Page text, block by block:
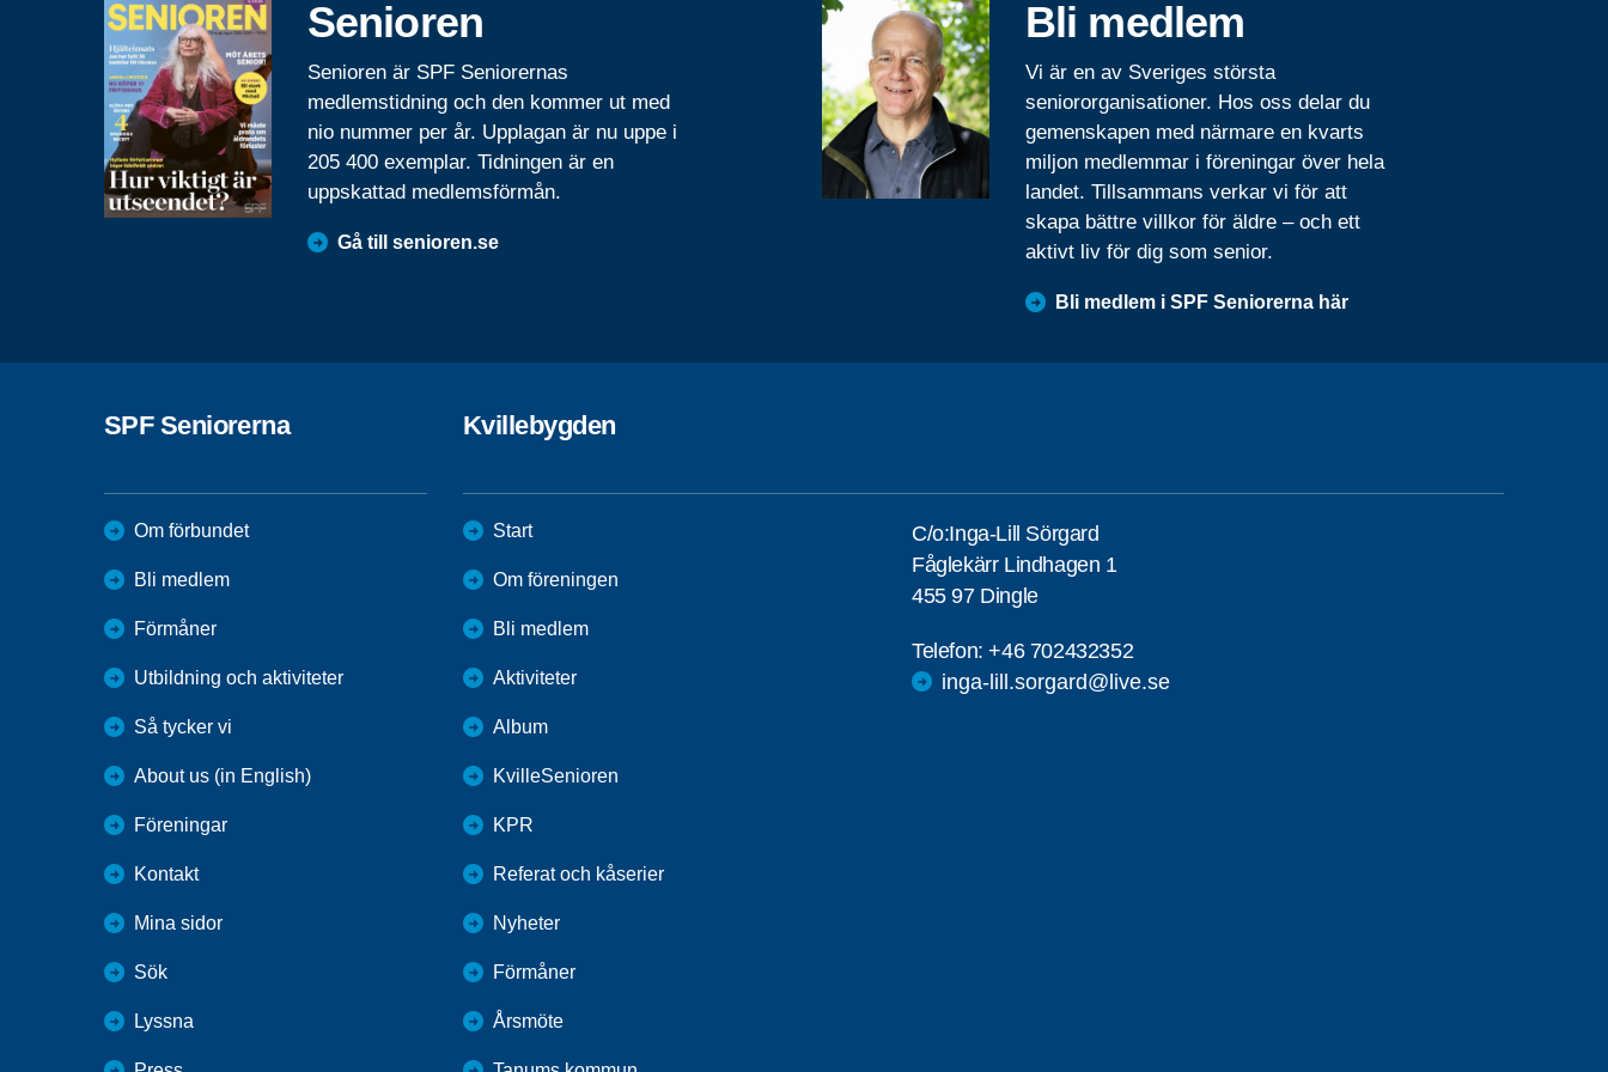
Senioren
Senioren är SPF Seniorernas
medlemstidning och den kommer ut med
nio nummer per år. Upplagan är nu uppe i
205 400 exemplar. Tidningen är en
uppskattad medlemsförmån.
Gå till senioren.se
Bli medlem
Vi är en av Sveriges största
seniororganisationer. Hos oss delar du
gemenskapen med närmare en kvarts
miljon medlemmar i föreningar över hela
landet. Tillsammans verkar vi för att
skapa bättre villkor för äldre – och ett
aktivt liv för dig som senior.
Bli medlem i SPF Seniorerna här
SPF Seniorerna
Om förbundet
Bli medlem
Förmåner
Utbildning och aktiviteter
Så tycker vi
About us (in English)
Föreningar
Kontakt
Mina sidor
Sök
Lyssna
Kvillebygden
Start
Om föreningen
Bli medlem
Aktiviteter
Album
KvilleSenioren
KPR
Referat och kåserier
Nyheter
Förmåner
Årsmöte
C/o:Inga-Lill Sörgard
Fåglekärr Lindhagen 1
455 97 Dingle
Telefon:+46 702432352
inga-lill.sorgard@live.se